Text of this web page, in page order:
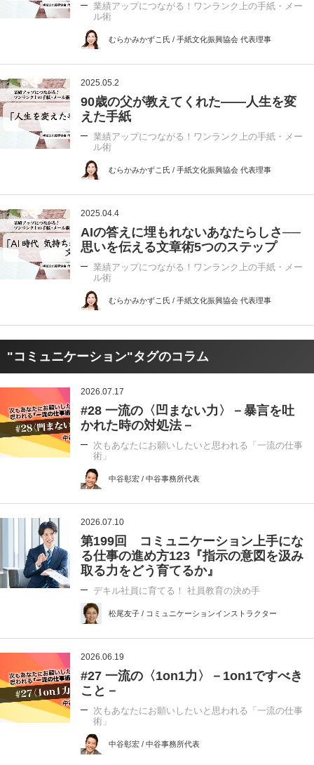
業績アップにつながる！ワンランク上の手紙・メー
ル術
むらかみかずこ氏 / 手紙文化振興協会 代表理事
2025.05.2
90歳の父が教えてくれた――人生を変
えた手紙
業績アップにつながる！ワンランク上の手紙・メー
ル術
むらかみかずこ氏 / 手紙文化振興協会 代表理事
2025.04.4
AIの答えに埋もれないあなたらしさ──
思いを伝える文章術5つのステップ
業績アップにつながる！ワンランク上の手紙・メー
ル術
むらかみかずこ氏 / 手紙文化振興協会 代表理事
"コミュニケーション"タグのコラム
2026.07.17
#28 一流の〈凹まない力〉－暴言を吐
かれた時の対処法－
次もあなたにお願いしたいと思われる「一流の仕事
術」
中谷彰宏 / 中谷事務所代表
2026.07.10
第199回 コミュニケーション上手にな
る仕事の進め方123『指示の意図を汲み
取る力をどう育てるか』
デキル社員に育てる！ 社員教育の決め手
松尾友子 / コミュニケーションインストラクター
2026.06.19
#27 一流の〈1on1力〉－1on1ですべき
こと－
次もあなたにお願いしたいと思われる「一流の仕事
術」
中谷彰宏 / 中谷事務所代表